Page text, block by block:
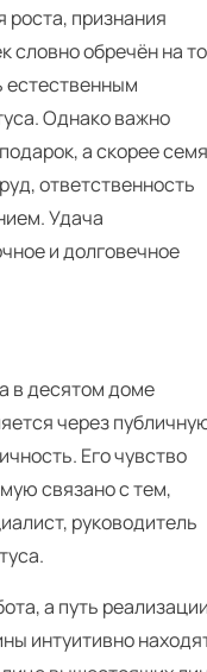
признания
словно обречён на
естественным
Однако важно
а скорее
ответственность
Удача
и долговечное
в десятом доме
через
Его чувство
связано с тем,
руководитель
а путь
интуитивно